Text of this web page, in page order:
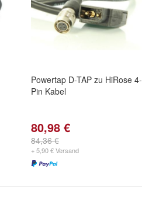
Powertap D-TAP zu HiRose 4-
Pin Kabel
80,98 €
84,36 €
+ 5,90 € Versand